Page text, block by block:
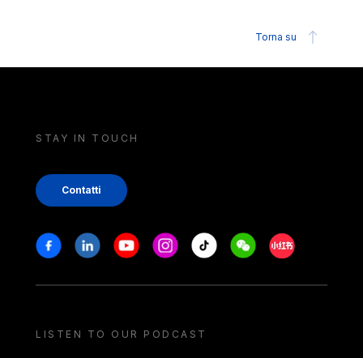
Torna su
STAY IN TOUCH
Contatti
Stay in touch
FacebookLinkedinYoutubeInstagram
Tiktok WeechatXiaohongshu/
LISTEN TO OUR PODCAST